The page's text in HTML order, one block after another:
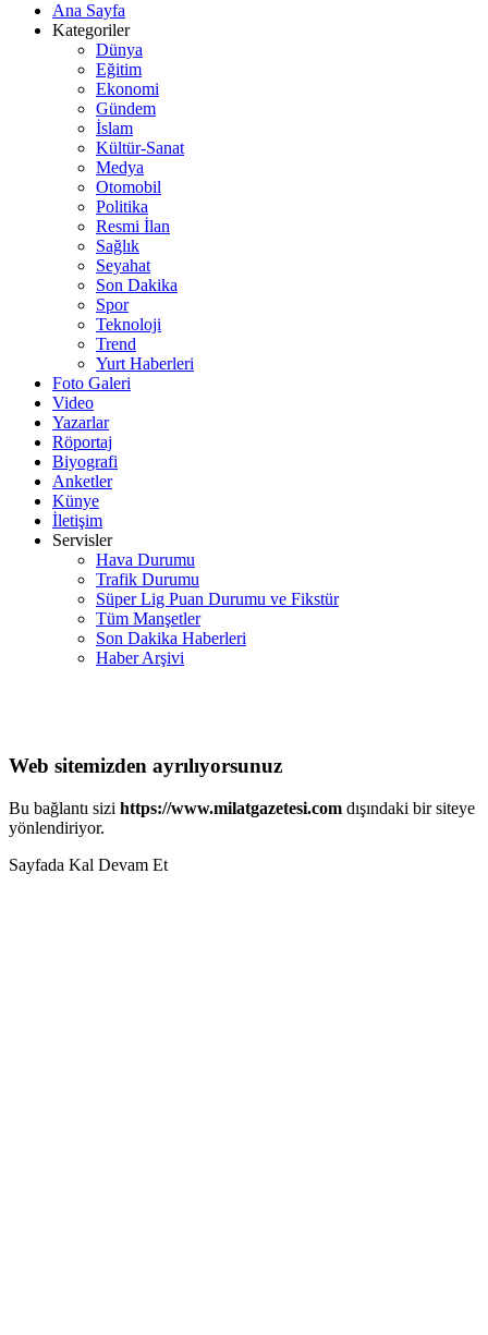
Ana Sayfa
Kategoriler
Dünya
Eğitim
Ekonomi
Gündem
İslam
Kültür-Sanat
Medya
Otomobil
Politika
Resmi İlan
Sağlık
Seyahat
Son Dakika
Spor
Teknoloji
Trend
Yurt Haberleri
Foto Galeri
Video
Yazarlar
Röportaj
Biyografi
Anketler
Künye
İletişim
Servisler
Hava Durumu
Trafik Durumu
Süper Lig Puan Durumu ve Fikstür
Tüm Manşetler
Son Dakika Haberleri
Haber Arşivi
Web sitemizden ayrılıyorsunuz
Bu bağlantı sizi https://www.milatgazetesi.com dışındaki bir siteye
yönlendiriyor.
Sayfada Kal Devam Et